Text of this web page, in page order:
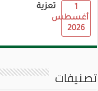
تعزية
1
أغسطس
2026
تصنيفات